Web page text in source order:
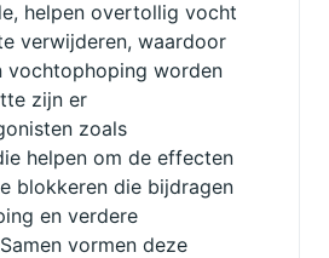
helpen overtollig vocht
verwijderen, waardoor
vochtophoping worden
zijn er
zoals
helpen om de effecten
blokkeren die bijdragen
en verdere
vormen deze